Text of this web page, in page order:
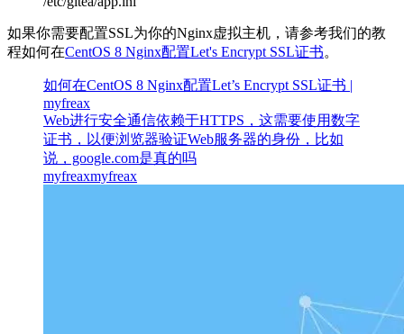
如果你需要配置SSL为你的Nginx虚拟主机，请参考我们的教
程如何在CentOS 8 Nginx配置Let's Encrypt SSL证书。
如何在CentOS 8 Nginx配置Let’s Encrypt SSL证书 |
myfreax
Web进行安全通信依赖于HTTPS，这需要使用数字
证书，以便浏览器验证Web服务器的身份，比如
说，google.com是真的吗
myfreaxmyfreax